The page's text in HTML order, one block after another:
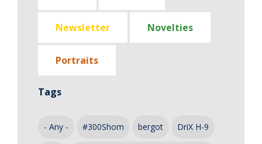
Newsletter Novelties
Portraits
Tags
- Any - #300Shom bergot DriX H-9